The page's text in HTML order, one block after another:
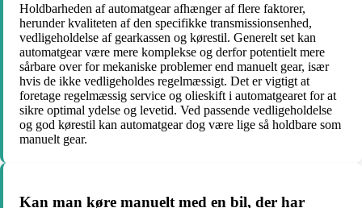
Holdbarheden af automatgear afhænger af flere faktorer,
herunder kvaliteten af den specifikke transmissionsenhed,
vedligeholdelse af gearkassen og kørestil. Generelt set kan
automatgear være mere komplekse og derfor potentielt mere
sårbare over for mekaniske problemer end manuelt gear, især
hvis de ikke vedligeholdes regelmæssigt. Det er vigtigt at
foretage regelmæssig service og olieskift i automatgearet for at
sikre optimal ydelse og levetid. Ved passende vedligeholdelse
og god kørestil kan automatgear dog være lige så holdbare som
manuelt gear.
Kan man køre manuelt med en bil, der har